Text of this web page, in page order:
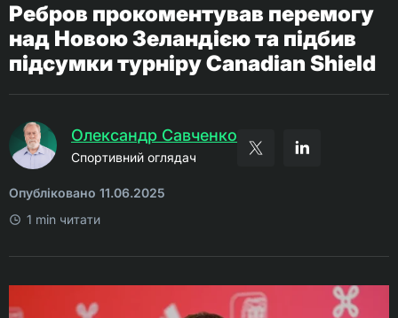
Ребров прокоментував перемогу
над Новою Зеландією та підбив
підсумки турніру Canadian Shield
Олександр Савченко
Спортивний оглядач
Опубліковано 11.06.2025
1 min читати